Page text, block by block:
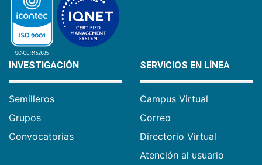
INVESTIGACIÓN
Semilleros
Grupos
Convocatorias
SERVICIOS EN LÍNEA
Campus Virtual
Correo
Directorio Virtual
Atención al usuario